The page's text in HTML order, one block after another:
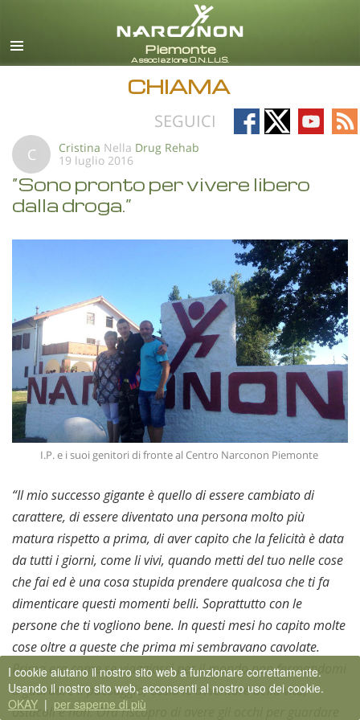
italiano
CHIAMA
SEGUICI
Follow
on
Follow
on
Follow
on
on
C Cristina Nella Drug Rehab
19 luglio 2016
“Sono pronto per vivere libero
dalla droga.”
I.P. e i suoi genitori di fronte al Centro Narconon Piemonte
“Il mio successo gigante è quello di essere cambiato di
carattere, di essere diventato una persona molto più
matura rispetto a prima, di aver capito che la felicità è data
da tutti i giorni, come li vivi, quando metti del tuo nelle cose
che fai ed è una cosa stupida prendere qualcosa che ti fa
dimenticare questi momenti belli. Soprattutto con le
persone che ti vogliono bene. In questi mesi ho capito molte
cose oltre a queste che prima mi sembravano cavolate.
Prima era come se viaggiassi per il mondo non fermandomi
a guardare il paesaggio, ossia le avventure della vita,
ostacoli e non. Ora riscopro di avere gli occhi per guardare
I cookie aiutano il nostro sito web a funzionare correttamente.
Usando il nostro sito web, acconsenti al nostro uso dei cookie.
OKAY | per saperne di più